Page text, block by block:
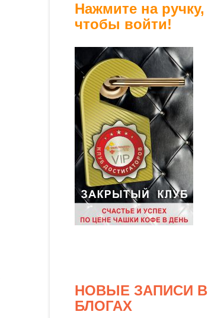
Нажмите на ручку,
чтобы войти!
НОВЫЕ ЗАПИСИ В
БЛОГАХ